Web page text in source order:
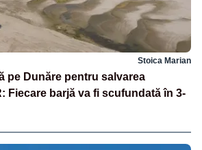
Stoica Marian
pe Dunăre pentru salvarea
Fiecare barjă va fi scufundată în 3-